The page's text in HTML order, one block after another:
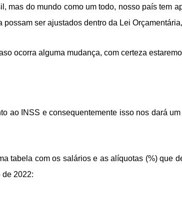
mas do mundo como um todo, nosso país tem
ser ajustados dentro da Lei
ocorra alguma mudança, com certeza
ao INSS e consequentemente isso nos dará
tabela com os salários e as alíquotas (%) que
de 2022: